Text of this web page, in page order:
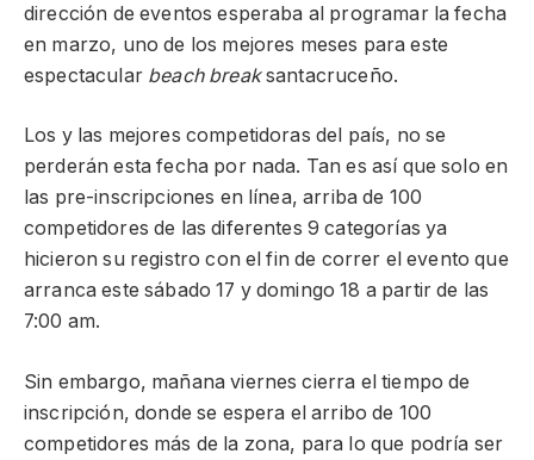
dirección de eventos esperaba al programar la fecha
en marzo, uno de los mejores meses para este
espectacular beach breaksantacruceño.
Los y las mejores competidoras del país, no se
perderán esta fecha por nada. Tan es así que solo en
las pre-inscripciones en línea, arriba de 100
competidores de las diferentes 9 categorías ya
hicieron su registro con el fin de correr el evento que
arranca este sábado 17 y domingo 18 a partir de las
7:00 am.
Sin embargo, mañana viernes cierra el tiempo de
inscripción, donde se espera el arribo de 100
competidores más de la zona, para lo que podría ser